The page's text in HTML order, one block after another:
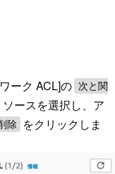
ーク ACL]の
次と関
ースを選択し、ア
除
をクリックしま